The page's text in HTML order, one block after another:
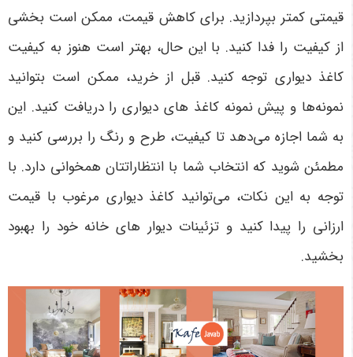
قیمتی کمتر بپردازید. برای کاهش قیمت، ممکن است بخشی
از کیفیت را فدا کنید. با این حال، بهتر است هنوز به کیفیت
کاغذ دیواری توجه کنید. قبل از خرید، ممکن است بتوانید
نمونه‌ها و پیش نمونه‌ کاغذ های دیواری را دریافت کنید. این
به شما اجازه می‌دهد تا کیفیت، طرح و رنگ را بررسی کنید و
مطمئن شوید که انتخاب شما با انتظاراتتان همخوانی دارد. با
توجه به این نکات، می‌توانید کاغذ دیواری مرغوب با قیمت
ارزانی را پیدا کنید و تزئینات دیوار های خانه خود را بهبود
بخشید.